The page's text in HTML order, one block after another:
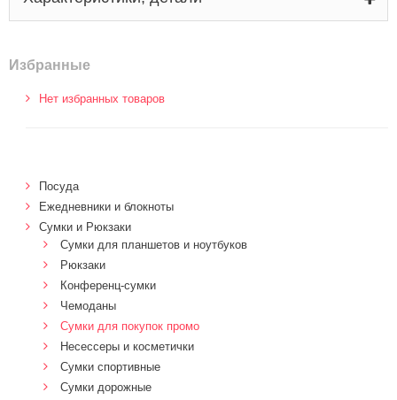
Избранные
Нет избранных товаров
Посуда
Ежедневники и блокноты
Сумки и Рюкзаки
Сумки для планшетов и ноутбуков
Рюкзаки
Конференц-сумки
Чемоданы
Сумки для покупок промо
Несессеры и косметички
Сумки спортивные
Сумки дорожные